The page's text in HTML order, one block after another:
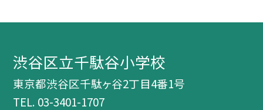
渋谷区立千駄谷小学校
東京都渋谷区千駄ヶ谷2丁目4番1号
TEL. 03-3401-1707